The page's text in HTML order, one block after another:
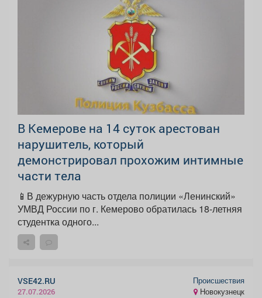
В Кемерове на 14 суток арестован
нарушитель, который
демонстрировал прохожим интимные
части тела
📱В дежурную часть отдела полиции «Ленинский»
УМВД России по г. Кемерово обратилась 18-летняя
студентка одного...
VSE42.RU
27.07.2026
Происшествия
Новокузнецк